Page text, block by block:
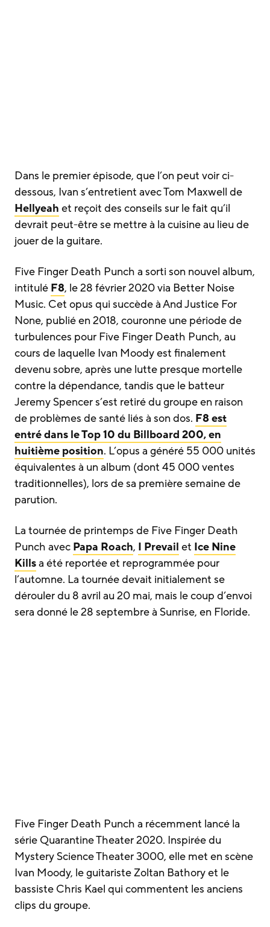
Dans le premier épisode, que l’on peut voir ci-
dessous, Ivan s’entretient avec Tom Maxwell de
Hellyeah et reçoit des conseils sur le fait qu’il
devrait peut-être se mettre à la cuisine au lieu de
jouer de la guitare.
Five Finger Death Punch a sorti son nouvel album,
intitulé F8, le 28 février 2020 via Better Noise
Music. Cet opus qui succède à And Justice For
None, publié en 2018, couronne une période de
turbulences pour Five Finger Death Punch, au
cours de laquelle Ivan Moody est finalement
devenu sobre, après une lutte presque mortelle
contre la dépendance, tandis que le batteur
Jeremy Spencer s’est retiré du groupe en raison
de problèmes de santé liés à son dos. F8 est
entré dans le Top 10 du Billboard 200, en
huitième position. L’opus a généré 55 000 unités
équivalentes à un album (dont 45 000 ventes
traditionnelles), lors de sa première semaine de
parution.
La tournée de printemps de Five Finger Death
Punch avec Papa Roach, I Prevail et Ice Nine
Killsa été reportée et reprogrammée pour
l’automne. La tournée devait initialement se
dérouler du 8 avril au 20 mai, mais le coup d’envoi
sera donné le 28 septembre à Sunrise, en Floride.
Five Finger Death Punch a récemment lancé la
série Quarantine Theater 2020. Inspirée du
Mystery Science Theater 3000, elle met en scène
Ivan Moody, le guitariste Zoltan Bathory et le
bassiste Chris Kael qui commentent les anciens
clips du groupe.